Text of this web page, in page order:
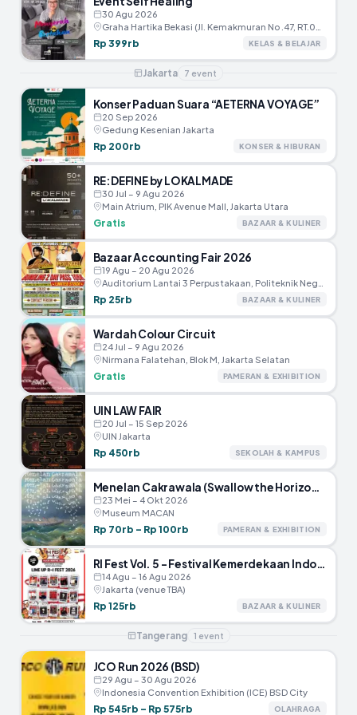
30 Agu 2026
Rp 399rb KELAS & BELAJAR
Jakarta 7 event
Konser Paduan Suara “AETERNA VOYAGE”
20 Sep 2026
Gedung Kesenian Jakarta
Rp 200rb KONSER & HIBURAN
RE:DEFINE by LOKALMADE
30 Jul – 9 Agu 2026
Main Atrium, PIK Avenue Mall, Jakarta Utara
Gratis BAZAAR & KULINER
Bazaar Accounting Fair 2026
19 Agu – 20 Agu 2026
Rp 25rb BAZAAR & KULINER
Wardah Colour Circuit
24 Jul – 9 Agu 2026
Nirmana Falatehan, Blok M, Jakarta Selatan
Gratis PAMERAN & EXHIBITION
UIN LAW FAIR
20 Jul – 15 Sep 2026
UIN Jakarta
Rp 450rb SEKOLAH & KAMPUS
Menelan Cakrawala (Swallow the Horizon) – Museum MACAN
23 Mei – 4 Okt 2026
Museum MACAN
Rp 70rb – Rp 100rb PAMERAN & EXHIBITION
RI Fest Vol. 5 – Festival Kemerdekaan Indonesia
14 Agu – 16 Agu 2026
Jakarta (venue TBA)
Rp 125rb BAZAAR & KULINER
Tangerang 1 event
JCO Run 2026 (BSD)
29 Agu – 30 Agu 2026
Indonesia Convention Exhibition (ICE) BSD City
Rp 545rb – Rp 575rb OLAHRAGA